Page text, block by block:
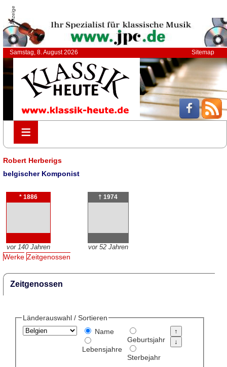
Anzeige
Samstag, 8. August 2026 Sitemap
≡
≡
Robert Herberigs
belgischer Komponist
* 1886
vor 140 Jahren
† 1974
vor 52 Jahren
Werke Zeitgenossen
Zeitgenossen
Länderauswahl / Sortieren
Name
Lebensjahre
Geburtsjahr
Sterbejahr